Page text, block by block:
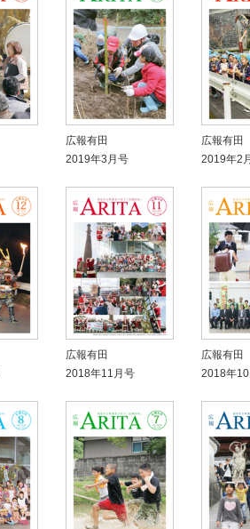
広報有田
2019年3月号
広報有田
2019年2
広報有田
2018年11月号
広報有田
2018年